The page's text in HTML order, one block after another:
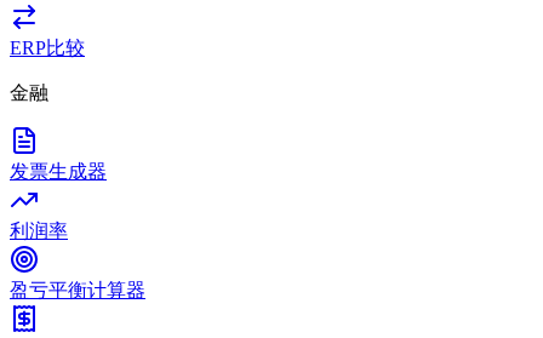
ERP比较
金融
发票生成器
利润率
盈亏平衡计算器